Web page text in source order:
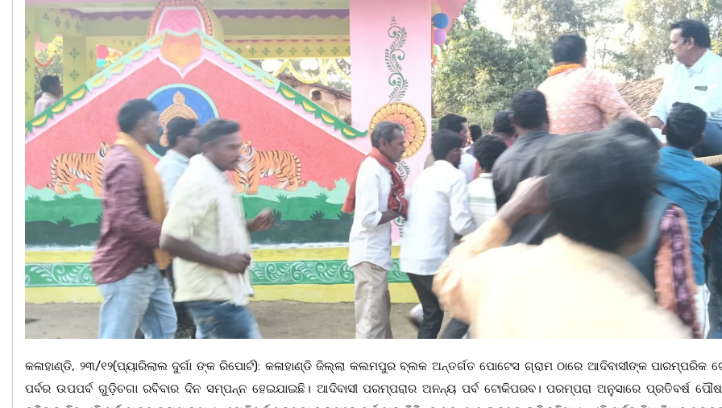
କଳାହାଣ୍ଡି, ୨୩/୧୨(ପ୍ୟାରିଲାଲ ଦୁର୍ଗା ଙ୍କ ରିପୋର୍ଟ): କଳାହାଣ୍ଡି ଜିଲ୍ଲା କଲମପୁର ବ୍ଲକ ଅନ୍ତର୍ଗତ ପୋଟେସ ଗ୍ରାମ ଠାରେ ଆଦିବାସୀଙ୍କ ପାରମ୍ପରିକ
ପର୍ବର ଉପପର୍ବ ଗୁଡ଼ିଚଗା ରବିବାର ଦିନ ସମ୍ପନ୍ନ ହେଇଯାଇଛି। ଆଦିବାସୀ ପରମ୍ପରାର ଅନନ୍ୟ ପର୍ବ ଟୋକିପରବ। ପରମ୍ପରା ଅନୁସାରେ ପ୍ରତିବର୍ଷ